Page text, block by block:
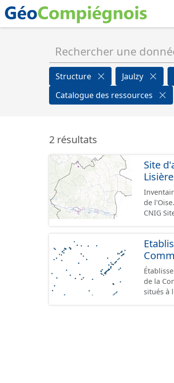
Structure Jaulzy
Catalogue des ressources
2 résultats
Site
de
CNIG
de la
situés à